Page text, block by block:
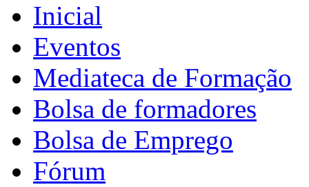
Inicial
Eventos
Mediateca de Formação
Bolsa de formadores
Bolsa de Emprego
Fórum